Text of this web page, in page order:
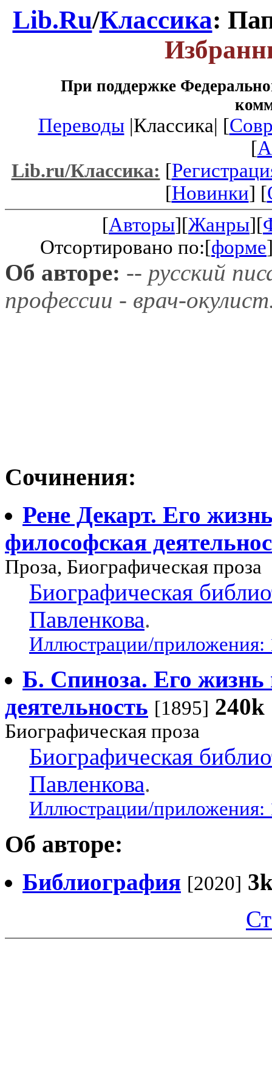
Lib.Ru/Классика:
При поддержке
Переводы|Классика| [
[
Lib.ru/Классика: [
[Новинки] [
[Авторы][Жанры][
Отсортировано по:[форме
Об авторе: -- русский
профессии - врач-
Сочинения:
Рене Декарт. Его
философская
Проза, Биографическая проза
Биографическая
Павленкова.
Иллюстрации/приложения:
Б. Спиноза. Его жизнь
деятельность [1895] 240k
Биографическая проза
Биографическая
Павленкова.
Иллюстрации/приложения:
Об авторе:
Библиография [2020]